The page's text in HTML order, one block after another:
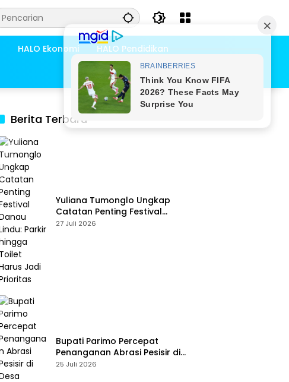
HALO Ekonomi HALO Pendidikan
Berita Terbaru
Yuliana Tumonglo Ungkap
Catatan Penting Festival
Danau Lindu: Parkir hingga
27 Juli 2026
Bupati Parimo Percepat
Penanganan Abrasi Pesisir di
Desa Palasa Tengah
25 Juli 2026